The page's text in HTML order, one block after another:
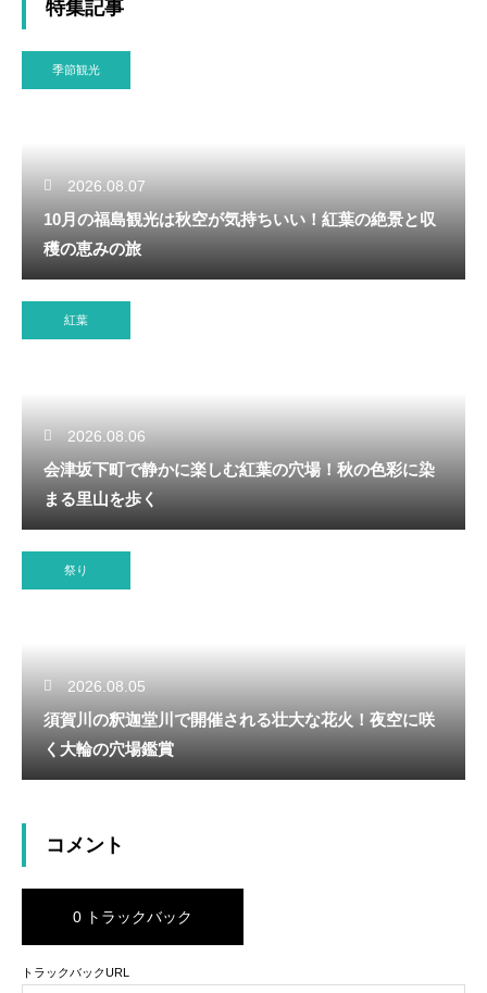
特集記事
季節観光
2026.08.07
10月の福島観光は秋空が気持ちいい！紅葉の絶景と収
穫の恵みの旅
紅葉
2026.08.06
会津坂下町で静かに楽しむ紅葉の穴場！秋の色彩に染
まる里山を歩く
祭り
2026.08.05
須賀川の釈迦堂川で開催される壮大な花火！夜空に咲
く大輪の穴場鑑賞
コメント
0 トラックバック
トラックバックURL